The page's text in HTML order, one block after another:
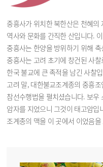
중흥사가 위치한 북한산은 천혜의
역사와 문화를 간직한 산입니다.
중흥사는 한양을 방위하기 위해
중흥사는 고려 초기에 창건된 사
한국 불교에 큰 족적을 남긴 사찰
고려 말, 대한불교조계종의 중흥
참선수행법을 펼치셨습니다. 보
암자를 지었으니 그것이 태고암
조계종의 맥을 이 곳에서 이었음